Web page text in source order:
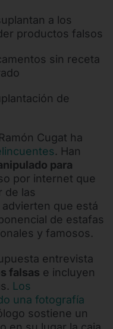
a los
productos falsos
sin receta
de
Cugat ha
. Han
para
por internet que
de las
que está
de estafas
y famosos.
entrevista
falsas e incluyen
Los
una fotografía
sostiene un